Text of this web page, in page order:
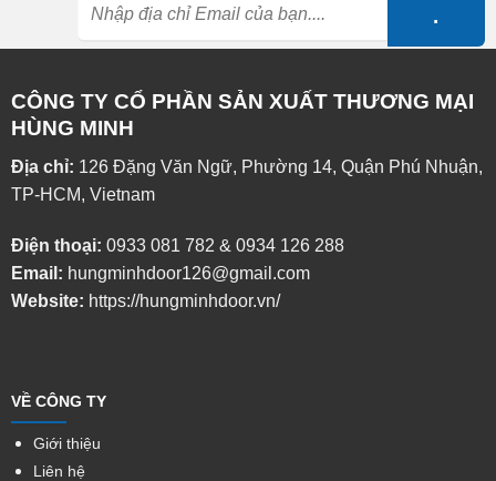
CÔNG TY CỔ PHẦN SẢN XUẤT THƯƠNG MẠI
HÙNG MINH
Địa chỉ: 126 Đặng Văn Ngữ, Phường 14, Quận Phú Nhuận,
TP-HCM, Vietnam
Điện thoại: 0933 081 782 & 0934 126 288
Email: hungminhdoor126@gmail.com
Website: https://hungminhdoor.vn/
VỀ CÔNG TY
Giới thiệu
Liên hệ